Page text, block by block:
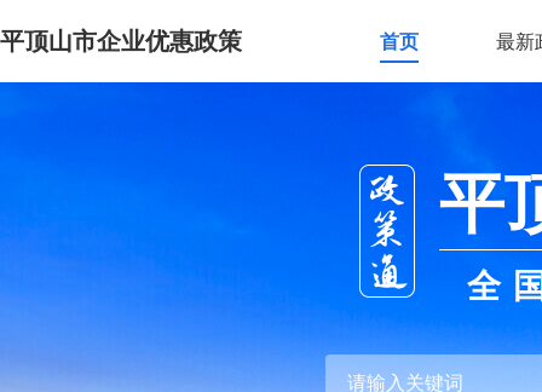
平顶山市企业优惠政策 首页 最新
平
全